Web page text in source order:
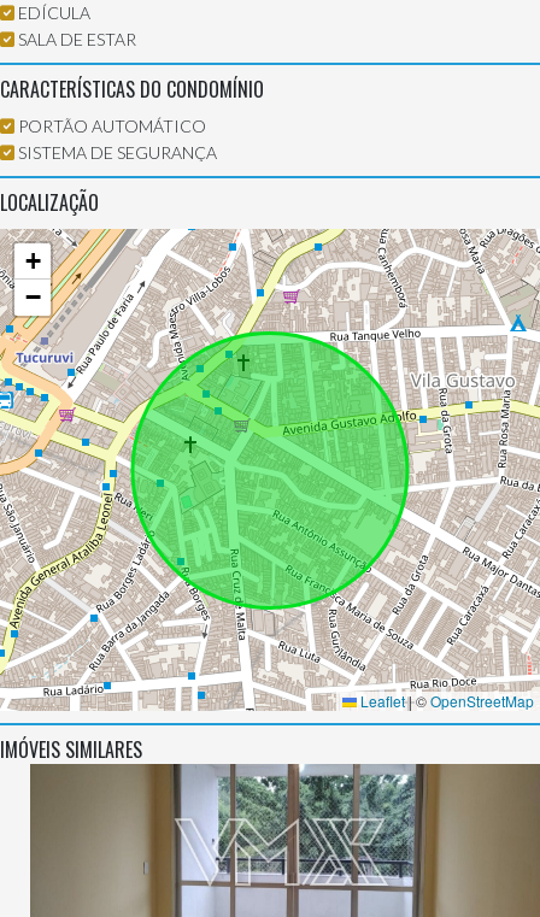
EDÍCULA
SALA DE ESTAR
CARACTERÍSTICAS DO CONDOMÍNIO
PORTÃO AUTOMÁTICO
SISTEMA DE SEGURANÇA
LOCALIZAÇÃO
+
−
Leaflet|©OpenStreetMap
IMÓVEIS SIMILARES